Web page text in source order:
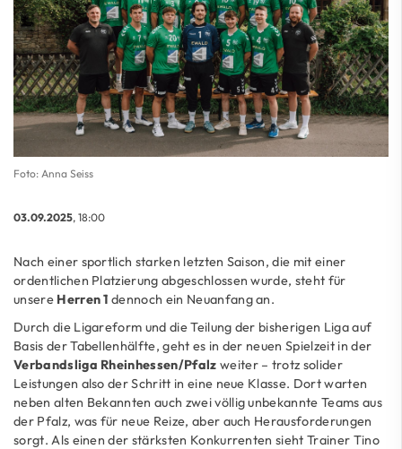
Foto: Anna Seiss
03.09.2025, 18:00
Nach einer sportlich starken letzten Saison, die mit einer
ordentlichen Platzierung abgeschlossen wurde, steht für
unsere Herren 1 dennoch ein Neuanfang an.
Durch die Ligareform und die Teilung der bisherigen Liga auf
Basis der Tabellenhälfte, geht es in der neuen Spielzeit in der
Verbandsliga Rheinhessen/Pfalz weiter – trotz solider
Leistungen also der Schritt in eine neue Klasse. Dort warten
neben alten Bekannten auch zwei völlig unbekannte Teams aus
der Pfalz, was für neue Reize, aber auch Herausforderungen
sorgt. Als einen der stärksten Konkurrenten sieht Trainer Tino